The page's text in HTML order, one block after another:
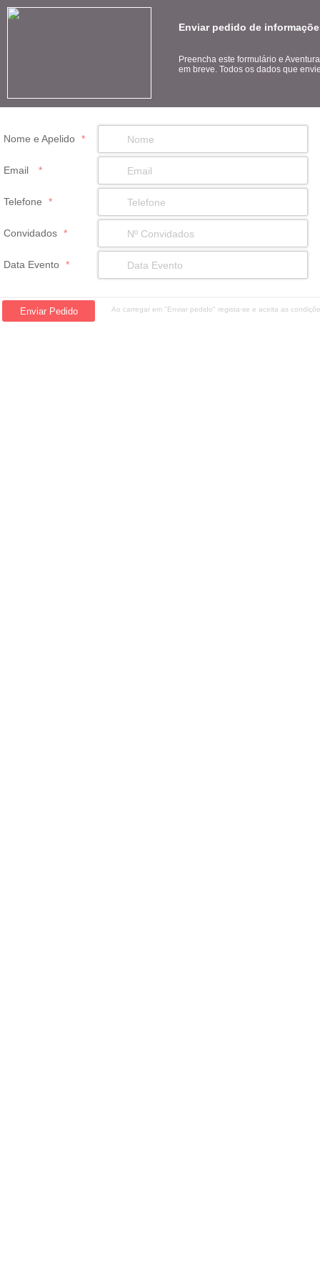
Enviar pedido de
Preencha este formulário e
em breve. Todos os dados que
Nome e Apelido *
Email *
Telefone *
Convidados *
Data Evento *
Ao carregar em "Enviar pedido" regista-se e aceita as